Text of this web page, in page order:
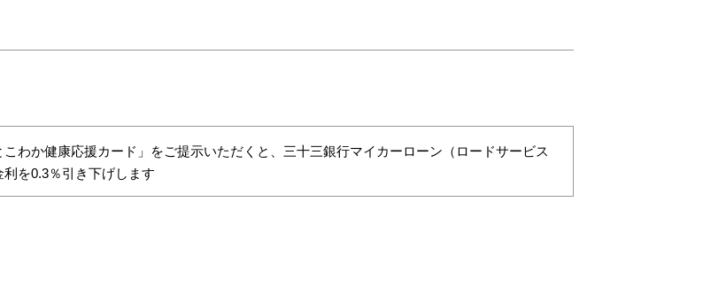
こわか健康応援カード」をご提示いただくと、三十三銀行マイカーローン（ロードサービス
利を0.3％引き下げします